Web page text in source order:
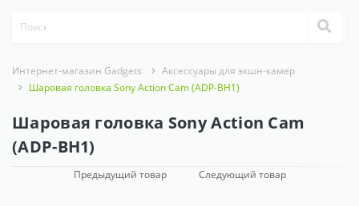
Интернет-магазин Gadgets
Аксессуары для экшн-камер
Шаровая головка Sony Action Cam (ADP-BH1)
Шаровая головка Sony Action Cam
(ADP-BH1)
Предыдущий товар Следующий товар